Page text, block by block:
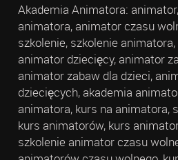
Akademia Animatora:
animatora, animator czasu
szkolenie, szkolenie
animator dziecięcy, animator
animator zabaw dla dzieci,
dziecięcych, akademia
animatora, kurs na animatora,
kurs animatorów, kurs
szkolenie animator czasu